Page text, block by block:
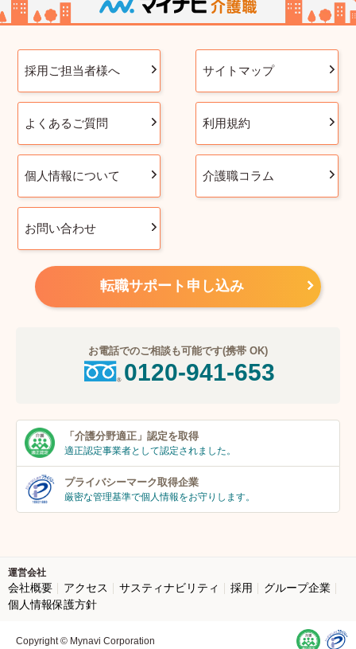
採用ご担当者様へ サイトマップ
よくあるご質問 利用規約
個人情報について 介護職コラム
お問い合わせ
転職サポート申し込み
お電話でのご相談も可能です(携帯 OK)
0120-941-653
「介護分野適正」 認定を取得
適正認定事業者として認定されました。
プライバシーマーク取得企業
厳密な管理基準で個人情報をお守りします。
運営会社
会社概要 アクセス サスティナビリティ 採用
グループ企業
個人情報保護方針
Copyright © Mynavi Corporation